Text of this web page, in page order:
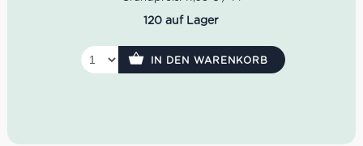
120 auf Lager
IN DEN WARENKORB